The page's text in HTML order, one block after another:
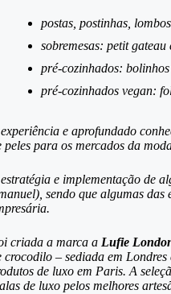
postas, postinhas,
sobremesas: petit gateau
pré-cozinhados:
pré-cozinhados vegan:
e aprofundado
peles para os mercados da
e implementação de
sendo que algumas
criada a marca a Lufie
crocodilo – sediada em
de luxo em Paris. A
de luxo pelos melhores